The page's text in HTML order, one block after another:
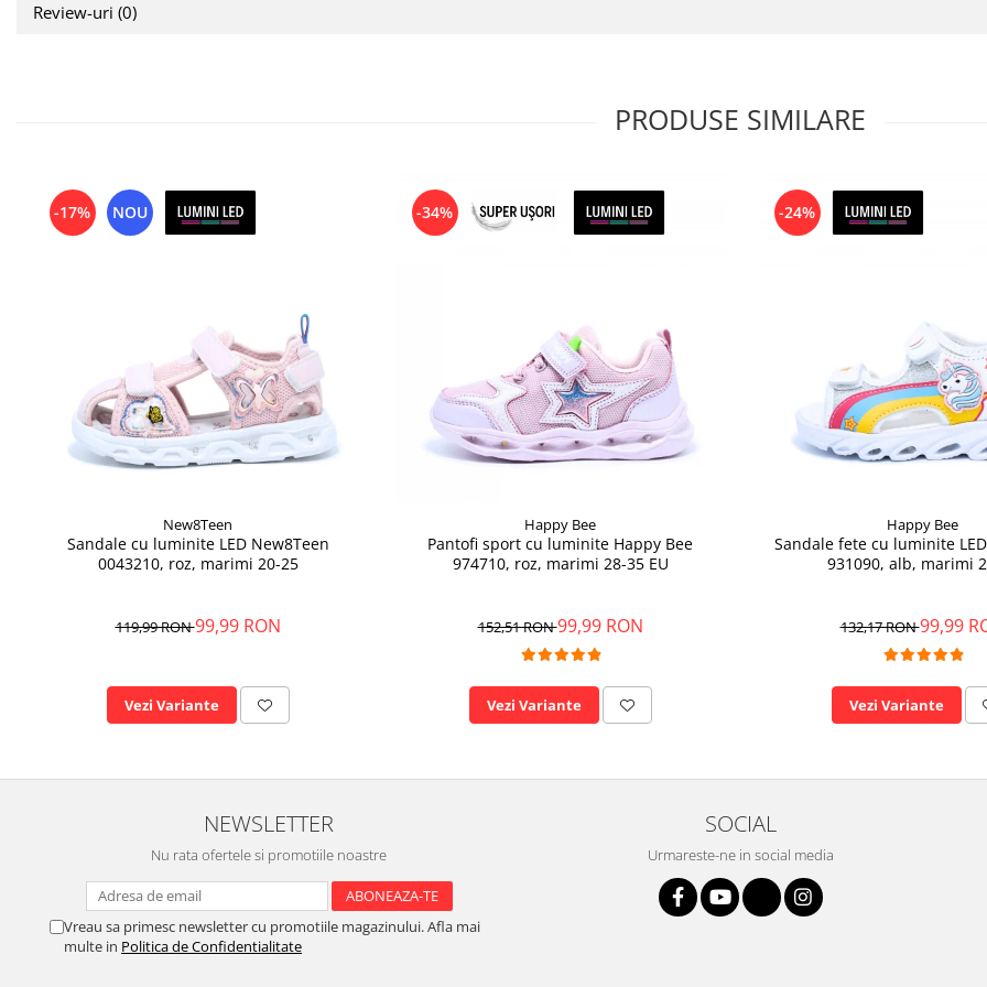
Review-uri (0)
PRODUSE SIMILARE
-17% NOU
New8Teen
Sandale cu luminite LED New8Teen
0043210, roz, marimi 20-25
119,99 RON99,99 RON
Vezi Variante
-34%
Happy Bee
Pantofi sport cu luminite Happy Bee
974710, roz, marimi 28-35 EU
152,51 RON99,99 RON
Vezi Variante
-24%
Happy Bee
Sandale fete cu luminite
931090, alb, marimi
132,17 RON99,99
Vezi Variante
NEWSLETTER
Nu rata ofertele si promotiile noastre
Vreau sa primesc newsletter cu promotiile magazinului. Afla mai
multe in Politica de Confidentialitate
SOCIAL
Urmareste-ne in social media